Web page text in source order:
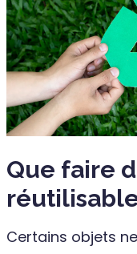
Que faire
Certains objets